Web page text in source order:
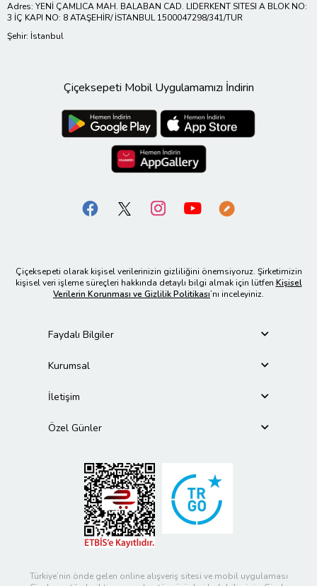
Adres: YENİ ÇAMLICA MAH. BALABAN CAD. LIDERKENT SITESI A BLOK NO:
3 İÇ KAPI NO: 8 ATAŞEHİR/ İSTANBUL 1500047298/341/TUR
Şehir: İstanbul
Çiçeksepeti Mobil Uygulamamızı İndirin
Çiçeksepeti olarak kişisel verilerinizin gizliliğini önemsiyoruz. Şirketimizin
kişisel veri işleme süreçleri hakkında detaylı bilgi almak için lütfen Kişisel
Verilerin Korunması ve Gizlilik Politikası’nı inceleyiniz.
Faydalı Bilgiler
Kurumsal
İletişim
Özel Günler
Türkiye’nin önde gelen online alışveriş sitesi ve mobil uygulaması